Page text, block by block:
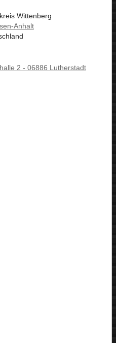
Wittenberg
Anhalt
2 - 06886 Lutherstadt